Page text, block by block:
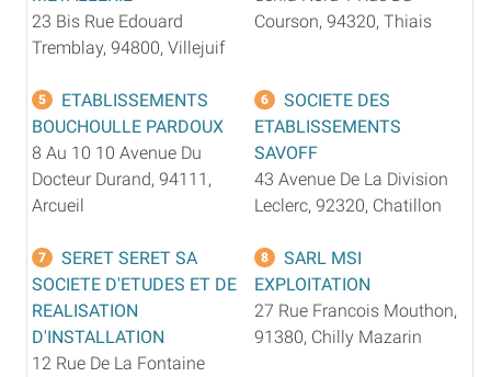
23 Bis Rue Edouard
Tremblay, 94800, Villejuif
Courson, 94320, Thiais
5
ETABLISSEMENTS
BOUCHOULLE PARDOUX
8 Au 10 10 Avenue Du
Docteur Durand, 94111,
Arcueil
6
SOCIETE DES
ETABLISSEMENTS
SAVOFF
43 Avenue De La Division
Leclerc, 92320, Chatillon
7
SERET SERET SA
SOCIETE D'ETUDES ET DE
REALISATION
D'INSTALLATION
12 Rue De La Fontaine
8
SARL MSI
EXPLOITATION
27 Rue Francois Mouthon,
91380, Chilly Mazarin